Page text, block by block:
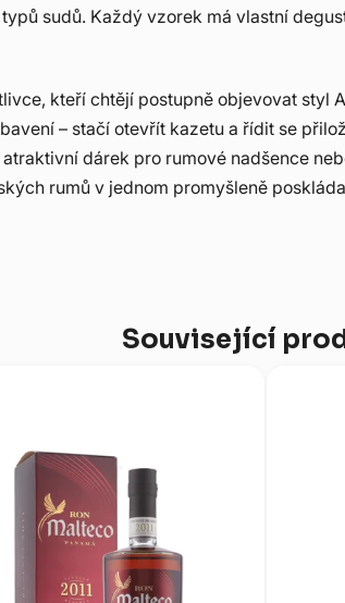
sudů. Každý vzorek má vlastní
kteří chtějí postupně objevovat styl
– stačí otevřít kazetu a řídit se
dárek pro rumové nadšence
rumů v jednom promyšleně
Související